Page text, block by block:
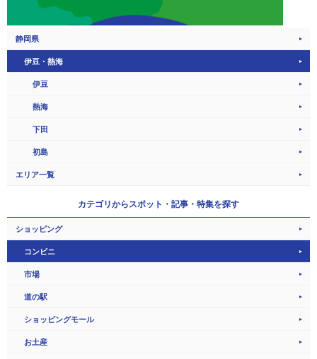
静岡県
伊豆・熱海
伊豆
熱海
下田
初島
エリア一覧
カテゴリからスポット・記事・特集を探す
ショッピング
コンビニ
市場
道の駅
ショッピングモール
お土産